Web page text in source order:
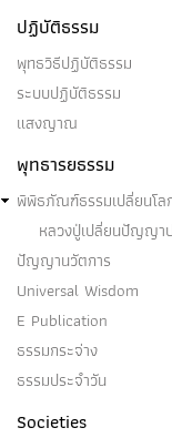
ปฏิบัติธรรม
พุทธวิธีปฏิบัติธรรม
ระบบปฏิบัติธรรม
แสงญาณ
พุทธารยธรรม
พิพิธภัณฑ์ธรรมเปลี่ยนโล
หลวงปู่เปลี่ยนปัญญา
ปัญญานวัตการ
Universal Wisdom
E Publication
ธรรมกระจ่าง
ธรรมประจำวัน
Societies